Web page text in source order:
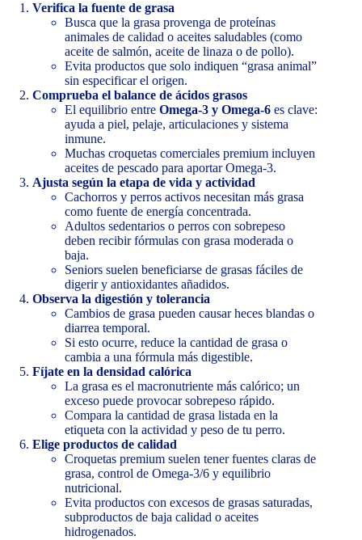
Verifica la fuente de grasa
Busca que la grasa provenga de proteínas
animales de calidad o aceites saludables (como
aceite de salmón, aceite de linaza o de pollo).
Evita productos que solo indiquen “grasa animal”
sin especificar el origen.
Comprueba el balance de ácidos grasos
El equilibrio entre Omega-3 y Omega-6 es clave:
ayuda a piel, pelaje, articulaciones y sistema
inmune.
Muchas croquetas comerciales premium incluyen
aceites de pescado para aportar Omega-3.
Ajusta según la etapa de vida y actividad
Cachorros y perros activos necesitan más grasa
como fuente de energía concentrada.
Adultos sedentarios o perros con sobrepeso
deben recibir fórmulas con grasa moderada o
baja.
Seniors suelen beneficiarse de grasas fáciles de
digerir y antioxidantes añadidos.
Observa la digestión y tolerancia
Cambios de grasa pueden causar heces blandas o
diarrea temporal.
Si esto ocurre, reduce la cantidad de grasa o
cambia a una fórmula más digestible.
Fíjate en la densidad calórica
La grasa es el macronutriente más calórico; un
exceso puede provocar sobrepeso rápido.
Compara la cantidad de grasa listada en la
etiqueta con la actividad y peso de tu perro.
Elige productos de calidad
Croquetas premium suelen tener fuentes claras de
grasa, control de Omega-3/6 y equilibrio
nutricional.
Evita productos con excesos de grasas saturadas,
subproductos de baja calidad o aceites
hidrogenados.